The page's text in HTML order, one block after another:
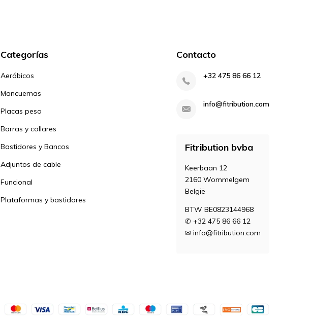
Categorías
Aeróbicos
Mancuernas
Placas peso
Barras y collares
Bastidores y Bancos
Adjuntos de cable
Funcional
Plataformas y bastidores
Contacto
+32 475 86 66 12
info@fitribution.com
Fitribution bvba
Keerbaan 12
2160 Wommelgem
België
BTW BE0823144968
✆ +32 475 86 66 12
✉ info@fitribution.com